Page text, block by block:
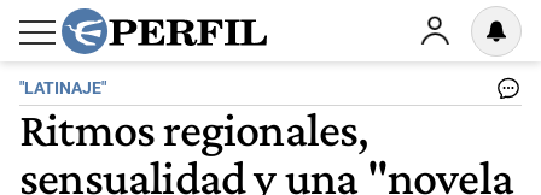
"LATINAJE"
Ritmos regionales,
sensualidad y una "novela